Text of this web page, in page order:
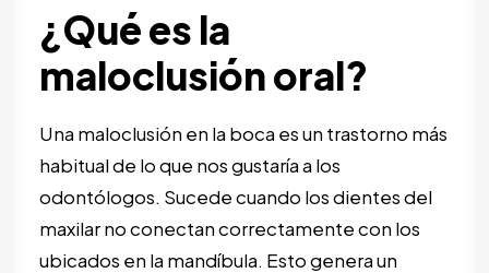
¿Qué es la
maloclusión oral?
Una maloclusión en la boca es un trastorno más
habitual de lo que nos gustaría a los
odontólogos. Sucede cuando los dientes del
maxilar no conectan correctamente con los
ubicados en la mandíbula. Esto genera un